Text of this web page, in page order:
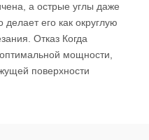
а острые углы даже
его как округлую
Отказ Когда
мощности,
поверхности